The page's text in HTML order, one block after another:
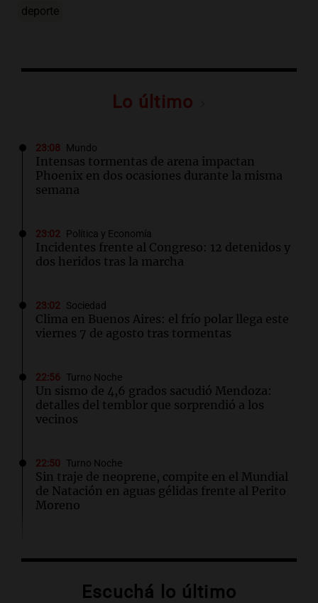
deporte
Lo último
23:08 Mundo
Intensas tormentas de arena impactan
Phoenix en dos ocasiones durante la misma
semana
23:02 Política y Economía
Incidentes frente al Congreso: 12 detenidos y
dos heridos tras la marcha
23:02 Sociedad
Clima en Buenos Aires: el frío polar llega este
viernes 7 de agosto tras tormentas
22:56 Turno Noche
Un sismo de 4,6 grados sacudió Mendoza:
detalles del temblor que sorprendió a los
vecinos
22:50 Turno Noche
Sin traje de neoprene, compite en el Mundial
de Natación en aguas gélidas frente al Perito
Moreno
México impulsa la explotación de gas no
sobre agua salada
Escuchá lo último